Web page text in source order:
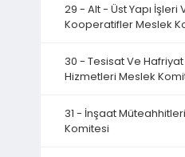
29 - Alt - Üst Yapı İşleri
Kooperatifler Meslek
30 - Tesisat Ve Hafriyat
Hizmetleri Meslek
31 - İnşaat
Komitesi